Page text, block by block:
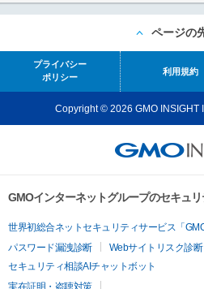
ページの
プライバシー
ポリシー
利用規約
Copyright © 2026 GMO INSIGHT
GMOインターネットグループのセキュ
世界初総合ネットセキュリティサービス「
パスワード漏洩診断
Webサイトリスク診断
セキュリティ相談AIチャットボット
実在証明・盗聴対策